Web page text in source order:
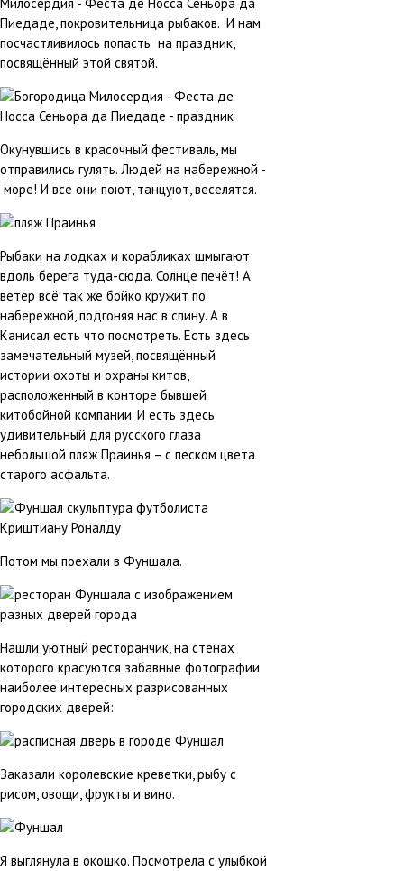
Пиедаде, покровительница рыбаков. И нам
посчастливилось попасть на праздник,
посвящённый этой святой.
Окунувшись в красочный фестиваль, мы
отправились гулять. Людей на набережной -
море! И все они поют, танцуют, веселятся.
Рыбаки на лодках и корабликах шмыгают
вдоль берега туда-сюда. Солнце печёт! А
ветер всё так же бойко кружит по
набережной, подгоняя нас в спину. А в
Канисал есть что посмотреть. Есть здесь
замечательный музей, посвящённый
истории охоты и охраны китов,
расположенный в конторе бывшей
китобойной компании. И есть здесь
удивительный для русского глаза
небольшой пляж Праинья – с песком цвета
старого асфальта.
Потом мы поехали в Фуншала.
Нашли уютный ресторанчик, на стенах
которого красуются забавные фотографии
наиболее интересных разрисованных
городских дверей:
Заказали королевские креветки, рыбу с
рисом, овощи, фрукты и вино.
Я выглянула в окошко. Посмотрела с улыбкой